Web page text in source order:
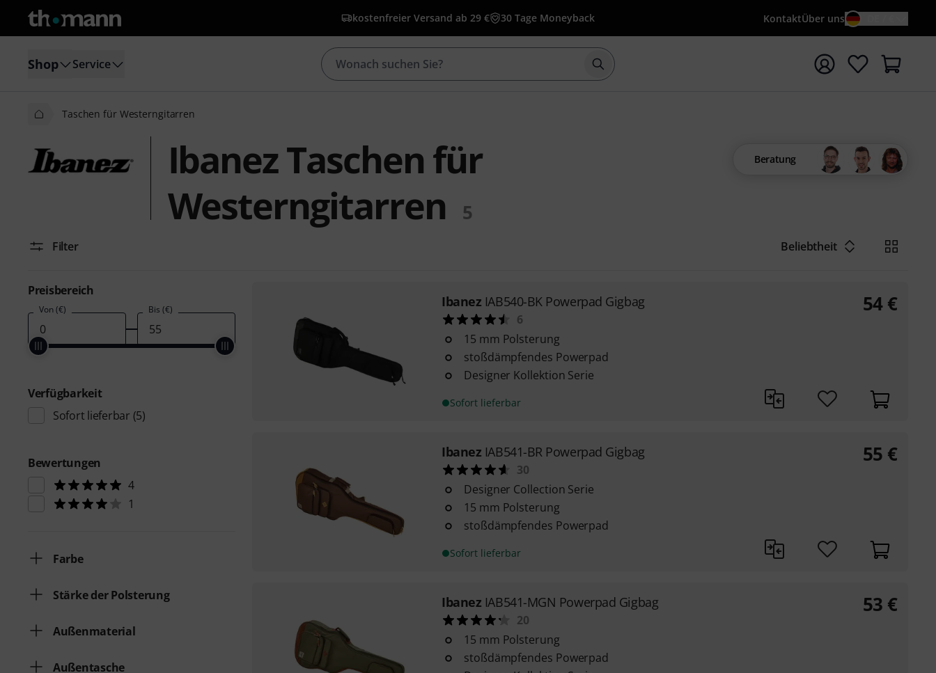
kostenfreier Versand ab 29 € 30 Tage Moneyback KontaktÜber uns
Shop Service Suche mit Suchwort {searchTerm} starten
Taschen für Westerngitarren
Ibanez Taschen für
Westerngitarren
5
Beratung
Filter Beliebtheit
Preisbereich
Von (€) Bis (€)
Verfügbarkeit
Sofort lieferbar (5)
Bewertungen
4
1
Farbe
Stärke der Polsterung
Außenmaterial
Außentasche
Ibanez IAB540-BK Powerpad Gigbag
6
15 mm Polsterung
stoßdämpfendes Powerpad
Designer Kollektion Serie
Sofort lieferbar
54 €
Ibanez IAB541-BR Powerpad Gigbag
30
Designer Collection Serie
15 mm Polsterung
stoßdämpfendes Powerpad
Sofort lieferbar
55 €
Ibanez IAB541-MGN Powerpad Gigbag
20
15 mm Polsterung
stoßdämpfendes Powerpad
53 €